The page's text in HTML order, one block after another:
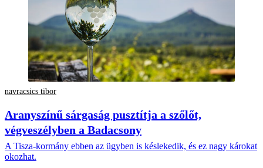
navracsics tibor
Aranyszínű sárgaság pusztítja a szőlőt,
végveszélyben a Badacsony
A Tisza-kormány ebben az ügyben is késlekedik, és ez nagy károkat
okozhat.